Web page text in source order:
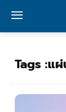
Tags :แผ่